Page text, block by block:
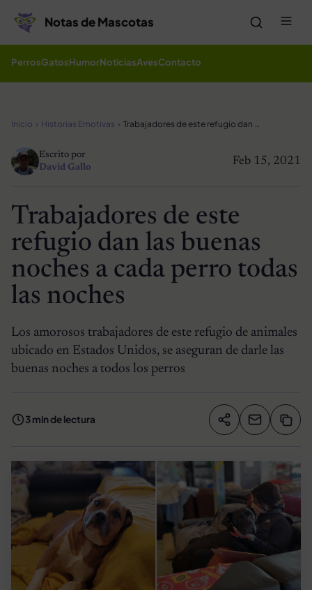
Notas de Mascotas
PerrosGatosHumorNoticiasAvesContacto
Inicio Historias Emotivas Trabajadores de este refugio dan las buenas noches a cada perro todas las noches
Feb 15, 2021
Escrito por
David Gallo
Trabajadores de este
refugio dan las buenas
noches a cada perro todas
las noches
Los amorosos trabajadores de este refugio de animales
ubicado en Estados Unidos, se aseguran de darle las
buenas noches a todos los perros
3 min de lectura Compartir